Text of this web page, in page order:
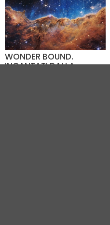
WONDER BOUND.
INCANTATI DALLA